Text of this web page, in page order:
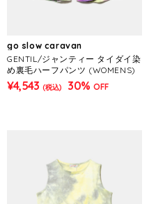
go slow caravan
GENTIL/ジャンティー タイダイ染
め裏毛ハーフパンツ (WOMENS)
¥4,543 (税込) 30% OFF